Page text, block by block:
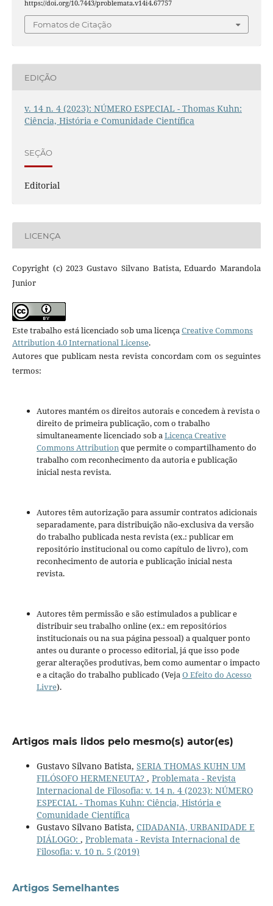
https://doi.org/10.7443/problemata.v14i4.67757
Fomatos de Citação
EDIÇÃO
v. 14 n. 4 (2023): NÚMERO ESPECIAL - Thomas Kuhn:
Ciência, História e Comunidade Científica
SEÇÃO
Editorial
LICENÇA
Copyright (c) 2023 Gustavo Silvano Batista, Eduardo Marandola
Junior
Este trabalho está licenciado sob uma licençaCreative Commons
Attribution 4.0 International License.
Autores que publicam nesta revista concordam com os seguintes
termos:
Autores mantém os direitos autorais e concedem à revista o
direito de primeira publicação, com o trabalho
simultaneamente licenciado sob aLicença Creative
Commons Attributionque permite o compartilhamento do
trabalho com reconhecimento da autoria e publicação
inicial nesta revista.
Autores têm autorização para assumir contratos adicionais
separadamente, para distribuição não-exclusiva da versão
do trabalho publicada nesta revista (ex.: publicar em
repositório institucional ou como capítulo de livro), com
reconhecimento de autoria e publicação inicial nesta
revista.
Autores têm permissão e são estimulados a publicar e
distribuir seu trabalho online (ex.: em repositórios
institucionais ou na sua página pessoal) a qualquer ponto
antes ou durante o processo editorial, já que isso pode
gerar alterações produtivas, bem como aumentar o impacto
e a citação do trabalho publicado (VejaO Efeito do Acesso
Livre).
Artigos mais lidos pelo mesmo(s) autor(es)
Gustavo Silvano Batista, SERIA THOMAS KUHN UM
FILÓSOFO HERMENEUTA? , Problemata - Revista
Internacional de Filosofia: v. 14 n. 4 (2023): NÚMERO
ESPECIAL - Thomas Kuhn: Ciência, História e
Comunidade Científica
Gustavo Silvano Batista, CIDADANIA, URBANIDADE E
DIÁLOGO: , Problemata - Revista Internacional de
Filosofia: v. 10 n. 5 (2019)
Artigos Semelhantes